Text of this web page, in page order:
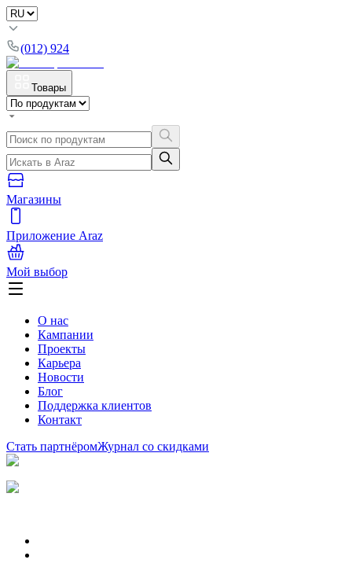
(012) 924
Товары
Магазины
Приложение Araz
Мой выбор
О нас
Кампании
Проекты
Карьера
Новости
Блог
Поддержка клиентов
Контакт
Стать партнёромЖурнал со скидками